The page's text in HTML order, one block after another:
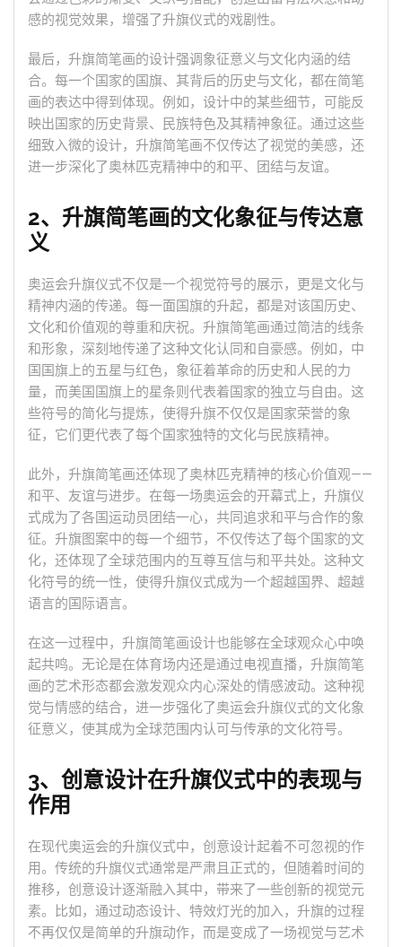
感的视觉效果，增强了升旗仪式的戏剧性。
最后，升旗简笔画的设计强调象征意义与文化内涵的结
合。每一个国家的国旗、其背后的历史与文化，都在简笔
画的表达中得到体现。例如，设计中的某些细节，可能反
映出国家的历史背景、民族特色及其精神象征。通过这些
细致入微的设计，升旗简笔画不仅传达了视觉的美感，还
进一步深化了奥林匹克精神中的和平、团结与友谊。
2、升旗简笔画的文化象征与传达意
义
奥运会升旗仪式不仅是一个视觉符号的展示，更是文化与
精神内涵的传递。每一面国旗的升起，都是对该国历史、
文化和价值观的尊重和庆祝。升旗简笔画通过简洁的线条
和形象，深刻地传递了这种文化认同和自豪感。例如，中
国国旗上的五星与红色，象征着革命的历史和人民的力
量，而美国国旗上的星条则代表着国家的独立与自由。这
些符号的简化与提炼，使得升旗不仅仅是国家荣誉的象
征，它们更代表了每个国家独特的文化与民族精神。
此外，升旗简笔画还体现了奥林匹克精神的核心价值观——
和平、友谊与进步。在每一场奥运会的开幕式上，升旗仪
式成为了各国运动员团结一心，共同追求和平与合作的象
征。升旗图案中的每一个细节，不仅传达了每个国家的文
化，还体现了全球范围内的互尊互信与和平共处。这种文
化符号的统一性，使得升旗仪式成为一个超越国界、超越
语言的国际语言。
在这一过程中，升旗简笔画设计也能够在全球观众心中唤
起共鸣。无论是在体育场内还是通过电视直播，升旗简笔
画的艺术形态都会激发观众内心深处的情感波动。这种视
觉与情感的结合，进一步强化了奥运会升旗仪式的文化象
征意义，使其成为全球范围内认可与传承的文化符号。
3、创意设计在升旗仪式中的表现与
作用
在现代奥运会的升旗仪式中，创意设计起着不可忽视的作
用。传统的升旗仪式通常是严肃且正式的，但随着时间的
推移，创意设计逐渐融入其中，带来了一些创新的视觉元
素。比如，通过动态设计、特效灯光的加入，升旗的过程
不再仅仅是简单的升旗动作，而是变成了一场视觉与艺术